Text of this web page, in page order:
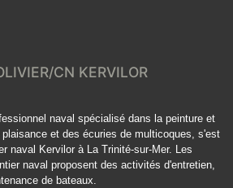
CN KERVILOR
naval spécialisé dans la peinture et
et des écuries de multicoques, s'est
naval Kervilor à La Trinité-sur-Mer. Les
naval proposent des activités d'entretien,
de bateaux.